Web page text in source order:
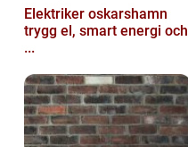
Elektriker oskarshamn
trygg el, smart energi och
...